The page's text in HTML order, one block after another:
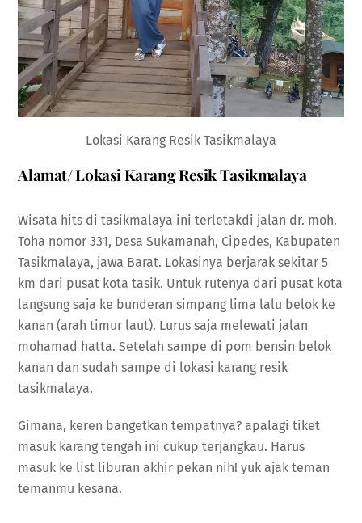
Lokasi Karang Resik Tasikmalaya
Alamat/ Lokasi Karang Resik Tasikmalaya
Wisata hits di tasikmalaya ini terletakdi jalan dr. moh.
Toha nomor 331, Desa Sukamanah, Cipedes, Kabupaten
Tasikmalaya, jawa Barat. Lokasinya berjarak sekitar 5
km dari pusat kota tasik. Untuk rutenya dari pusat kota
langsung saja ke bunderan simpang lima lalu belok ke
kanan (arah timur laut). Lurus saja melewati jalan
mohamad hatta. Setelah sampe di pom bensin belok
kanan dan sudah sampe di lokasi karang resik
tasikmalaya.
Gimana, keren bangetkan tempatnya? apalagi tiket
masuk karang tengah ini cukup terjangkau. Harus
masuk ke list liburan akhir pekan nih! yuk ajak teman
temanmu kesana.